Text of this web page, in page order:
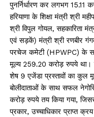
पुनर्निर्धारण कर लगभग
हरियाणा के शिक्षा मंत्री श्री
श्री विपुल गोयल, सहकारिता
एवं सड़कें) मंत्री श्री रणबीर
परचेज कमेटी (HPWPC) के
मूल्य 259.20 करोड़ रुपये था।
शेष 9 एजेंडा प्रस्तावों का कुल
बोलीदाताओं के साथ सफल
करोड़ रुपये तय किया गया,
प्रकार, उच्चाधिकार प्राप्त